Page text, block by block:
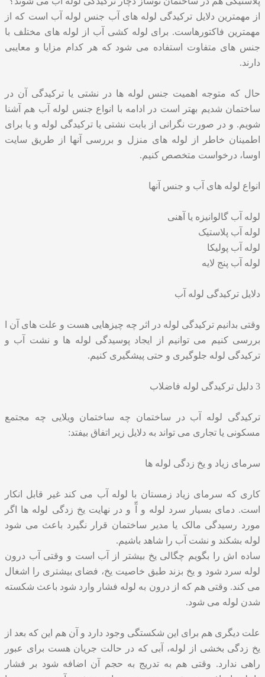
از مهمترین دلایل ترکیدگی لوله های آب جنس لوله آب است که از
مهمترین فاکتورهاست. برای لوله کشی آب از لوله های مختلف با
جنس های متفاوت استفاده می شود که هر کدام مزایا و معایبی
دارند.
حال که متوجه اهمیت جنس لوله ها در نشتی یا ترکیدگی آن در
ساختمان شدیم بهتر است در ادامه با انواع جنس لوله آب هم آشنا
شویم. و در صورت نگرانی از بابت نشتی یا ترکیدگی لوله و یا برای
اطمینان خاطر از لوله های منزل و بررسی آنها از طریق سایت
اوسا، درخواست متخصص کنیم.
انواع لوله های آب و جنس آنها
لوله آب گالوانیزه یا آهنی
لوله آب پلاستیک
لوله آب پولیکا
لوله آب پنج لایه
دلایل ترکیدگی لوله آب
وقتی بدانیم ترکیدگی لوله در اثر چه چیزهایی هست و علت های آن ا
بررسی کنیم می توانیم از ایجاد پوسیدگی لوله ها و نشت آب و
ترکیدگی لوله جلوگیری و حتی پیشگیری کنیم.
3 دلیل ترکیدگی لوله فاضلاب
ترکیدگی لوله آب در ساختمان چه ساختمان ویلایی چه مجتمع
مسکونی یا تجاری می تواند به دلایل زیر اتفاق بیفتد:
سرمای زیاد و یخ زدگی لوله ها
کاری که سرمای زیاد زمستان با لوله آب می کند غیر قابل انکار
است. دمای بسیار سرد لوله و آّ و در نهایت یخ زدگی لوله ها اگر
مورد رسیدگی مالک یا مدیر ساختمان قرار نگیرد باعث می شود
لوله بشکند و نشت آب را شاهد باشیم.
ساده اش را بگویم چگالی یخ بیشتر از آب است و وقتی آب درون
لوله سرد شود و یخ بزند طبق خاصیت یخ، فضای بیشتری را اشغال
می کند. وقتی هم که از درون به لوله فشار وارد شود باعث شکسته
شدن لوله می شود.
علت دیگری هم برای این شکستگی وجود دارد و آن هم این که بعد از
یخ زدگی بخشی از لوله، آبی که در حالت جریان هست برای عبور
راهی ندارد. وقتی هم به تدریج به حجم آن اضافه شود بر فشار